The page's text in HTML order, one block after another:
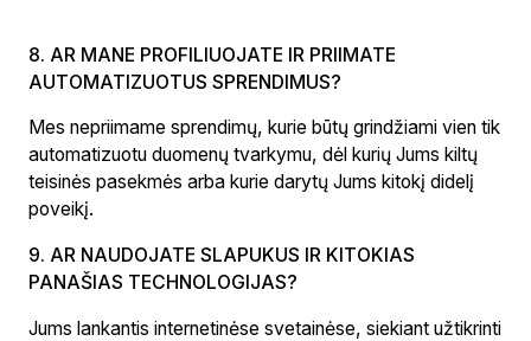
8. AR MANE PROFILIUOJATE IR PRIIMATE
AUTOMATIZUOTUS SPRENDIMUS?
Mes nepriimame sprendimų, kurie būtų grindžiami vien tik
automatizuotu duomenų tvarkymu, dėl kurių Jums kiltų
teisinės pasekmės arba kurie darytų Jums kitokį didelį
poveikį.
9. AR NAUDOJATE SLAPUKUS IR KITOKIAS
PANAŠIAS TECHNOLOGIJAS?
Jums lankantis internetinėse svetainėse, siekiant užtikrinti